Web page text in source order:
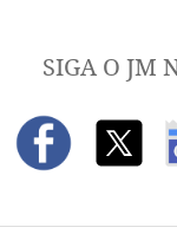
SIGA O JM